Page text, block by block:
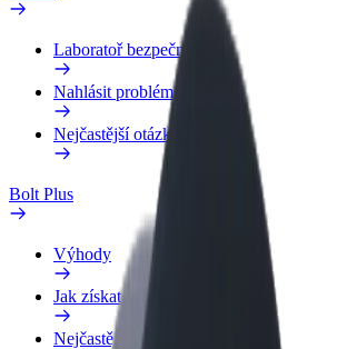
Laboratoř bezpečnosti
Nahlásit problém
Nejčastější otázky
Bolt Plus
Výhody
Jak získat členství
Nejčastější otázky